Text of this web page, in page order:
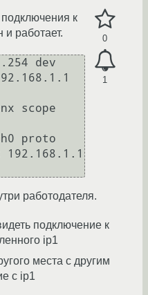
0
1
к
и работает.
dev
scope
proto
работодателя.
подключение к
ip1
места с другим
с ip1